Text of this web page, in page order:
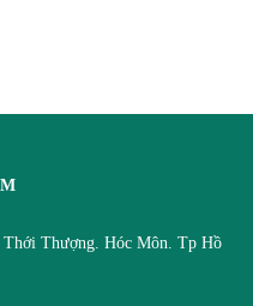
Thượng. Hóc Môn. Tp Hồ